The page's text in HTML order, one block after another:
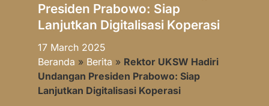
Presiden Prabowo: Siap
Lanjutkan Digitalisasi Koperasi
17 March 2025
Beranda » Berita » Rektor UKSW Hadiri
Undangan Presiden Prabowo: Siap
Lanjutkan Digitalisasi Koperasi